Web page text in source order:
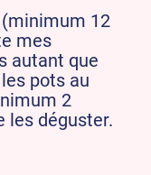
12
mes
autant que
pots au
2
les déguster.